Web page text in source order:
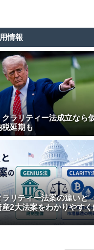
情報
クラリティー法成立なら
延期も
リティー法案の違いと
2大法案をわかりやすく